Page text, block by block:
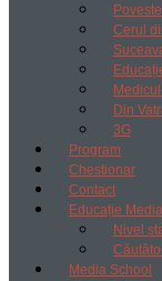
Cerul
Din
3G
Program
Chestionar
Contact
Educație Media
Nivel
Media School